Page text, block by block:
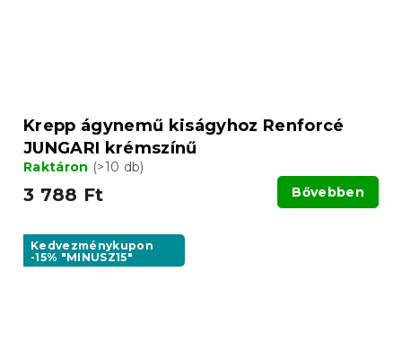
Krepp ágynemű kiságyhoz Renforcé
JUNGARI krémszínű
Raktáron (>10 db)
3 788 Ft Bővebben
Kedvezménykupon
-15% "MINUSZ15"